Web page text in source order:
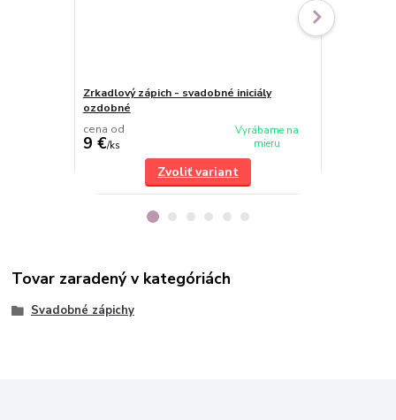
Zrkadlový zápich - svadobné iniciály
ozdobné
cena od
9 €/ks
Vyrábame na
mieru
Zvoliť variant
Tovar zaradený v kategóriách
Svadobné zápichy